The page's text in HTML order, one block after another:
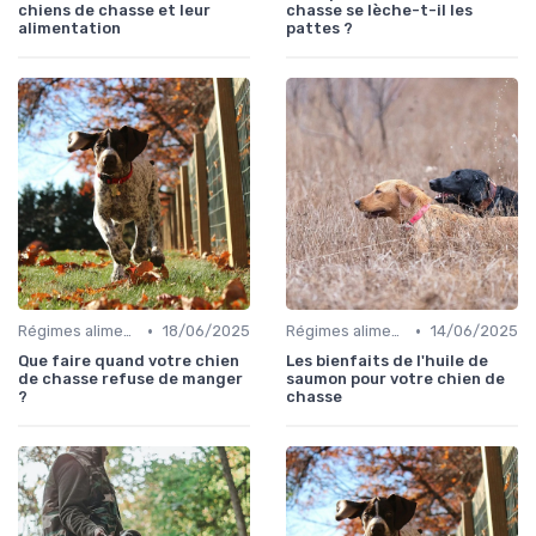
chiens de chasse et leur
alimentation
chasse se lèche-t-il les
pattes ?
Régimes alimentaires spécifiques • 18/06/2025
Que faire quand votre chien
de chasse refuse de manger
?
Régimes alimentaires spécifiques • 14/06/2025
Les bienfaits de l'huile de
saumon pour votre chien de
chasse